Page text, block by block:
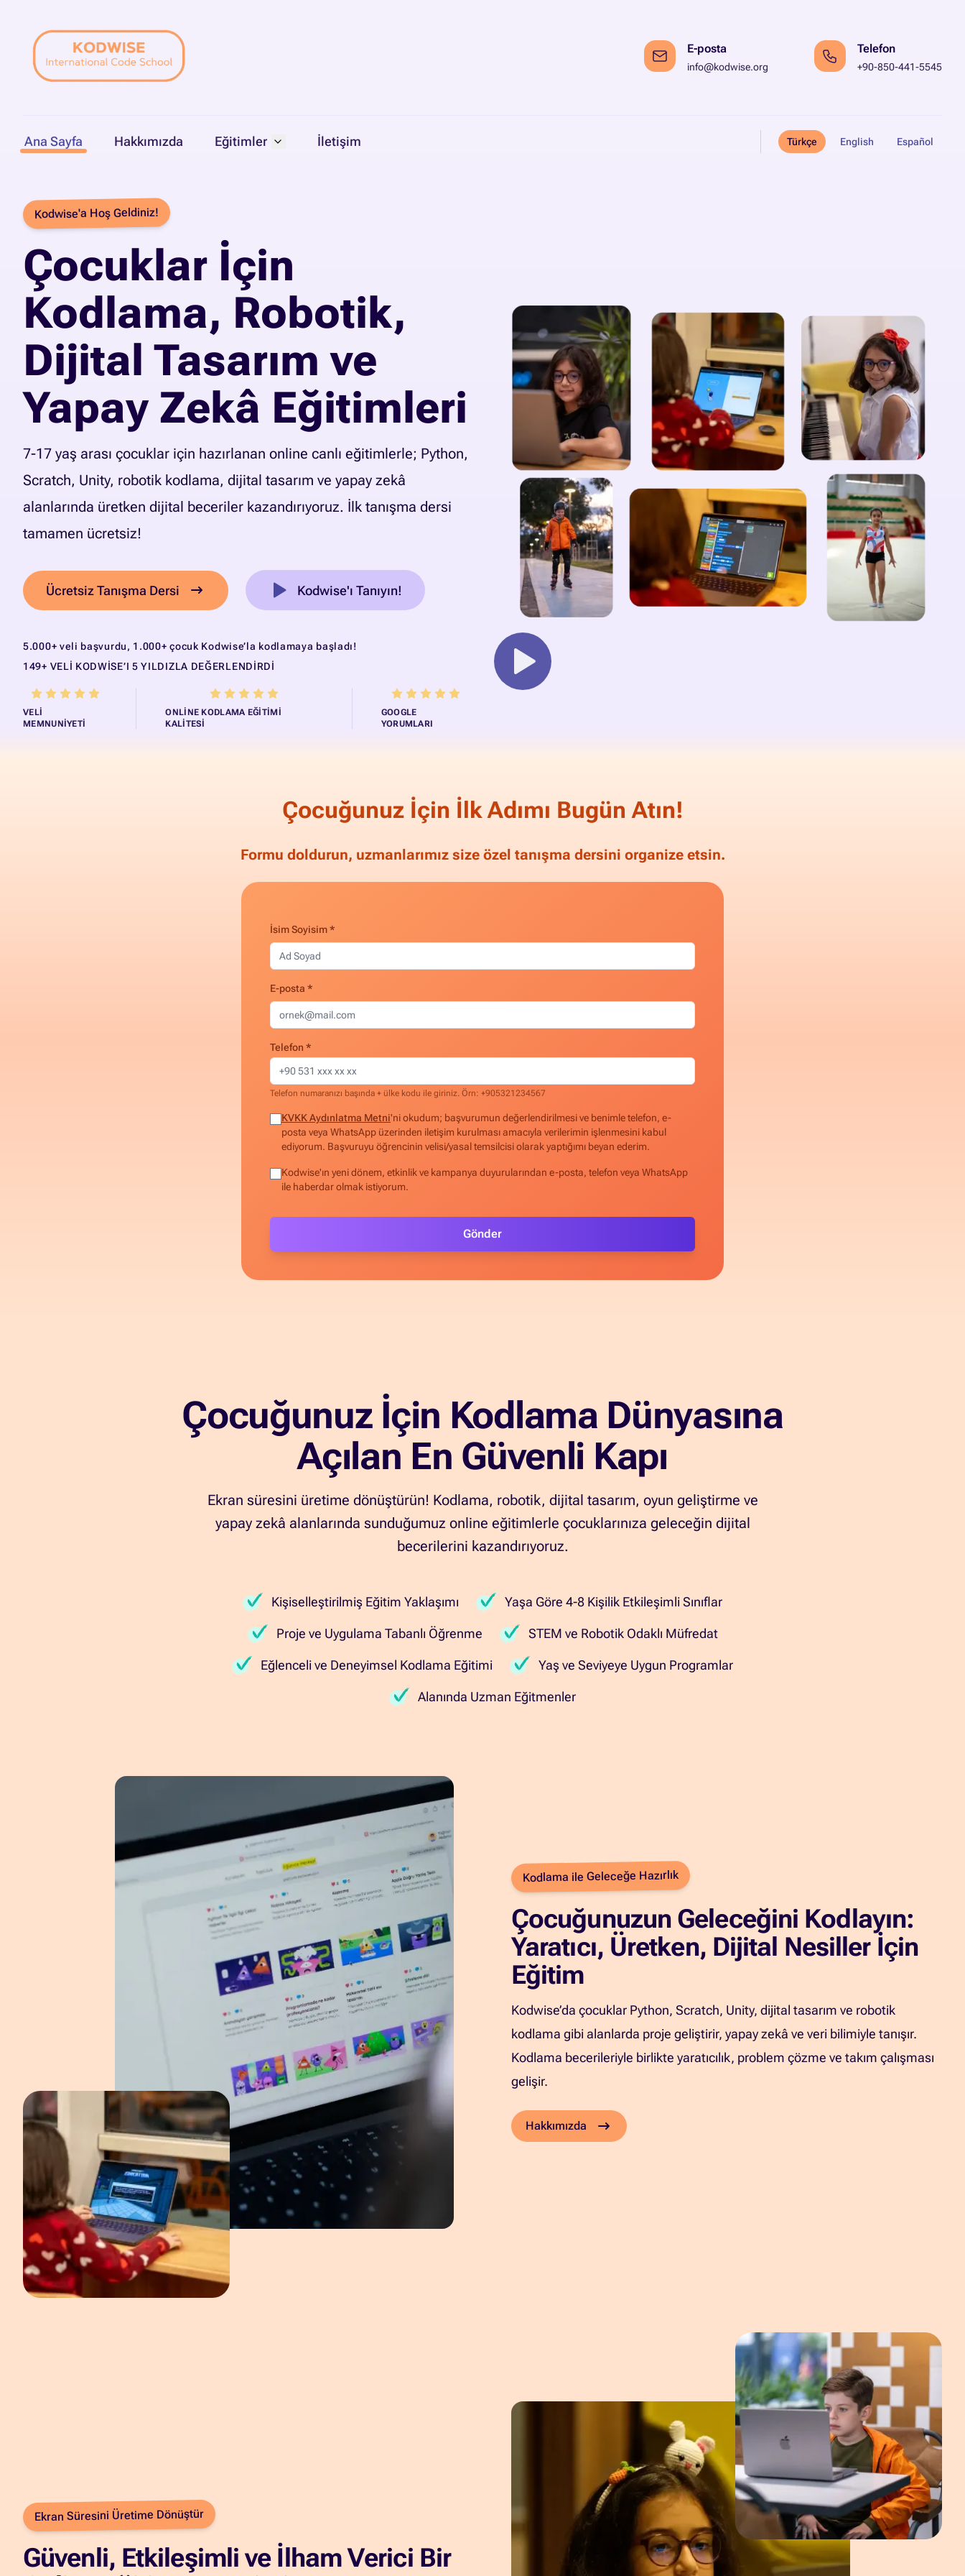
E-posta
info@kodwise.org
Telefon
+90-850-441-5545
Ana Sayfa Hakkımızda Eğitimler İletişim Türkçe English Español
Kodwise'a Hoş Geldiniz!
Çocuklar İçin
Kodlama, Robotik,
Dijital Tasarım ve
Yapay Zekâ Eğitimleri
7-17 yaş arası çocuklar için hazırlanan online canlı eğitimlerle; Python,
Scratch, Unity, robotik kodlama, dijital tasarım ve yapay zekâ
alanlarında üretken dijital beceriler kazandırıyoruz. İlk tanışma dersi
tamamen ücretsiz!
Ücretsiz Tanışma Dersi Kodwise'ı Tanıyın!
5.000+ veli başvurdu, 1.000+ çocuk Kodwise’la kodlamaya başladı!
149+ VELI KODWISE’I 5 YILDIZLA DEĞERLENDIRDI
VELI
MEMNUNIYETI
ONLINE KODLAMA EĞITIMI
KALITESI
GOOGLE
YORUMLARI
Çocuğunuz İçin İlk Adımı Bugün Atın!
Formu doldurun, uzmanlarımız size özel tanışma dersini organize etsin.
İsim Soyisim *
E-posta *
Telefon *
Telefon numaranızı başında + ülke kodu ile giriniz. Örn: +905321234567
KVKK Aydınlatma Metni'ni okudum; başvurumun değerlendirilmesi ve benimle telefon, e-
posta veya WhatsApp üzerinden iletişim kurulması amacıyla verilerimin işlenmesini kabul
ediyorum. Başvuruyu öğrencinin velisi/yasal temsilcisi olarak yaptığımı beyan ederim.
Kodwise'ın yeni dönem, etkinlik ve kampanya duyurularından e-posta, telefon veya WhatsApp
ile haberdar olmak istiyorum.
Gönder
Çocuğunuz İçin Kodlama Dünyasına
Açılan En Güvenli Kapı
Ekran süresini üretime dönüştürün! Kodlama, robotik, dijital tasarım, oyun geliştirme ve
yapay zekâ alanlarında sunduğumuz online eğitimlerle çocuklarınıza geleceğin dijital
becerilerini kazandırıyoruz.
Kişiselleştirilmiş Eğitim Yaklaşımı Yaşa Göre 4-8 Kişilik Etkileşimli Sınıflar
Proje ve Uygulama Tabanlı Öğrenme STEM ve Robotik Odaklı Müfredat
Eğlenceli ve Deneyimsel Kodlama Eğitimi Yaş ve Seviyeye Uygun Programlar
Alanında Uzman Eğitmenler
Kodlama ile Geleceğe Hazırlık
Çocuğunuzun Geleceğini Kodlayın:
Yaratıcı, Üretken, Dijital Nesiller İçin
Eğitim
Kodwise’da çocuklar Python, Scratch, Unity, dijital tasarım ve robotik
kodlama gibi alanlarda proje geliştirir, yapay zekâ ve veri bilimiyle tanışır.
Kodlama becerileriyle birlikte yaratıcılık, problem çözme ve takım çalışması
gelişir.
Hakkımızda
Ekran Süresini Üretime Dönüştür
Güvenli, Etkileşimli ve İlham Verici Bir